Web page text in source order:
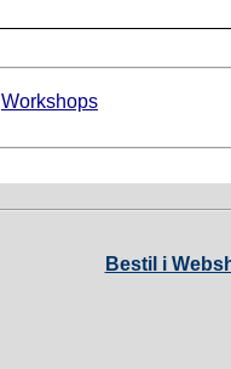
Workshops
Bestil i